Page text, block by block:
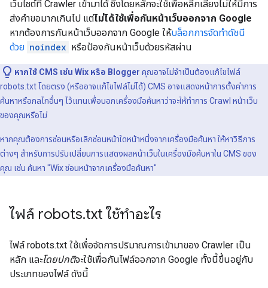
เว็บไซต์ที่ Crawler เข้ามาได้ ซึ่งโดยหลักจะใช้เพื่อหลีกเลี่ยงไม่ให้มีการ
ส่งคำขอมากเกินไป แต่ไม่ได้ใช้เพื่อกันหน้าเว็บออกจาก Google
หากต้องการกันหน้าเว็บออกจาก Google ให้บล็อกการจัดทำดัชนี
ด้วย noindex หรือป้องกันหน้าเว็บด้วยรหัสผ่าน
หากใช้ CMS เช่น Wix หรือ Blogger คุณอาจไม่จําเป็นต้องแก้ไขไฟล์
robots.txt โดยตรง (หรืออาจแก้ไขไฟล์ไม่ได้) CMS อาจแสดงหน้าการตั้งค่าการ
ค้นหาหรือกลไกอื่นๆ ไว้แทนเพื่อบอกเครื่องมือค้นหาว่าจะให้ทำการ Crawl หน้าเว็บ
ของคุณหรือไม่
หากคุณต้องการซ่อนหรือเลิกซ่อนหน้าใดหน้าหนึ่งจากเครื่องมือค้นหา ให้หาวิธีการ
ต่างๆ สำหรับการปรับเปลี่ยนการแสดงผลหน้าเว็บในเครื่องมือค้นหาใน CMS ของ
คุณ เช่น ค้นหา "Wix ซ่อนหน้าจากเครื่องมือค้นหา"
ไฟล์ robots.txt ใช้ทําอะไร
ไฟล์ robots.txt ใช้เพื่อจัดการปริมาณการเข้ามาของ Crawler เป็น
หลัก และโดยปกติจะใช้เพื่อกันไฟล์ออกจาก Google ทั้งนี้ขึ้นอยู่กับ
ประเภทของไฟล์ ดังนี้